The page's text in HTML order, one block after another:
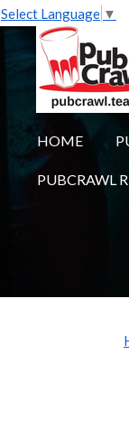
Select Language ▼
Zum
Hauptinhalt
springen
HOME
PUBCRAWL